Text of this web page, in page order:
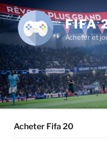
Aller
au
contenu
principal
FIFA
Acheter et
Acheter Fifa 20